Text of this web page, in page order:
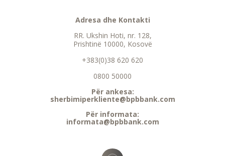
Adresa dhe Kontakti
RR. Ukshin Hoti, nr. 128,
Prishtinë 10000, Kosovë
+383(0)38 620 620
0800 50000
Për ankesa:
sherbimiperkliente@bpbbank.com
Për informata:
informata@bpbbank.com